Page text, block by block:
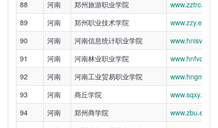
88 河南 郑州旅游职业学院
89
河南 郑州职业技术学院
90
河南 河南信息统计职业学院
91
河南 河南林业职业学院
92
河南 河南工业贸易职业学院
93
河南 商丘学院
94
河南 郑州商学院